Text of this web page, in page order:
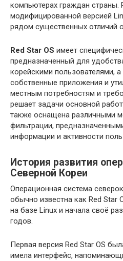
компьютерах граждан страны.
модифицированной версией
рядом существенных отличий
Red Star OS имеет
предназначенный для
корейскими пользователями,
собственные приложения и
местным потребностям и
решает задачи основной
также оснащена различными
фильтрации,
информации и активности
История развития
Северной Кореи
Операционная система
обычно известна как Red Star
на базе Linux и начала своё
годов.
Первая версия Red Star OS
имела интерфейс,